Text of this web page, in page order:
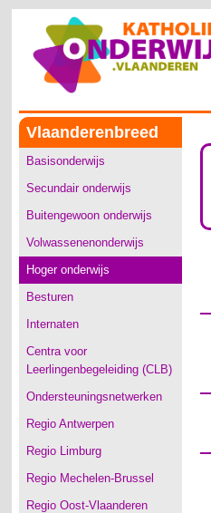
Vlaanderenbreed
Basisonderwijs
Secundair onderwijs
Buitengewoon onderwijs
Volwassenenonderwijs
Hoger onderwijs
Besturen
Internaten
Centra voor
Leerlingenbegeleiding (CLB)
Ondersteuningsnetwerken
Regio Antwerpen
Regio Limburg
Regio Mechelen-Brussel
Regio Oost-Vlaanderen